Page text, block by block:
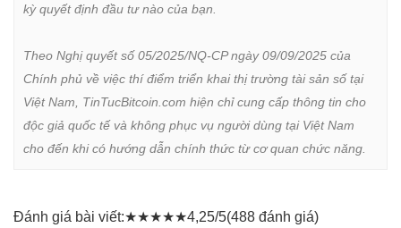
kỳ quyết định đầu tư nào của bạn.
Theo Nghị quyết số 05/2025/NQ-CP ngày 09/09/2025 của
Chính phủ về việc thí điểm triển khai thị trường tài sản số tại
Việt Nam, TinTucBitcoin.com hiện chỉ cung cấp thông tin cho
độc giả quốc tế và không phục vụ người dùng tại Việt Nam
cho đến khi có hướng dẫn chính thức từ cơ quan chức năng.
Đánh giá bài viết:★★★★★4,25/5(488 đánh giá)